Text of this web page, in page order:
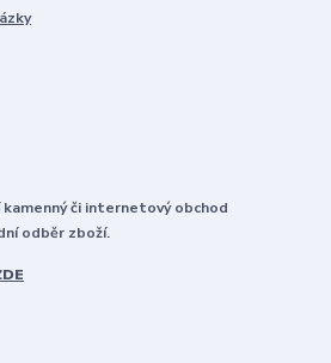
či internetový obchod
odběr zboží.